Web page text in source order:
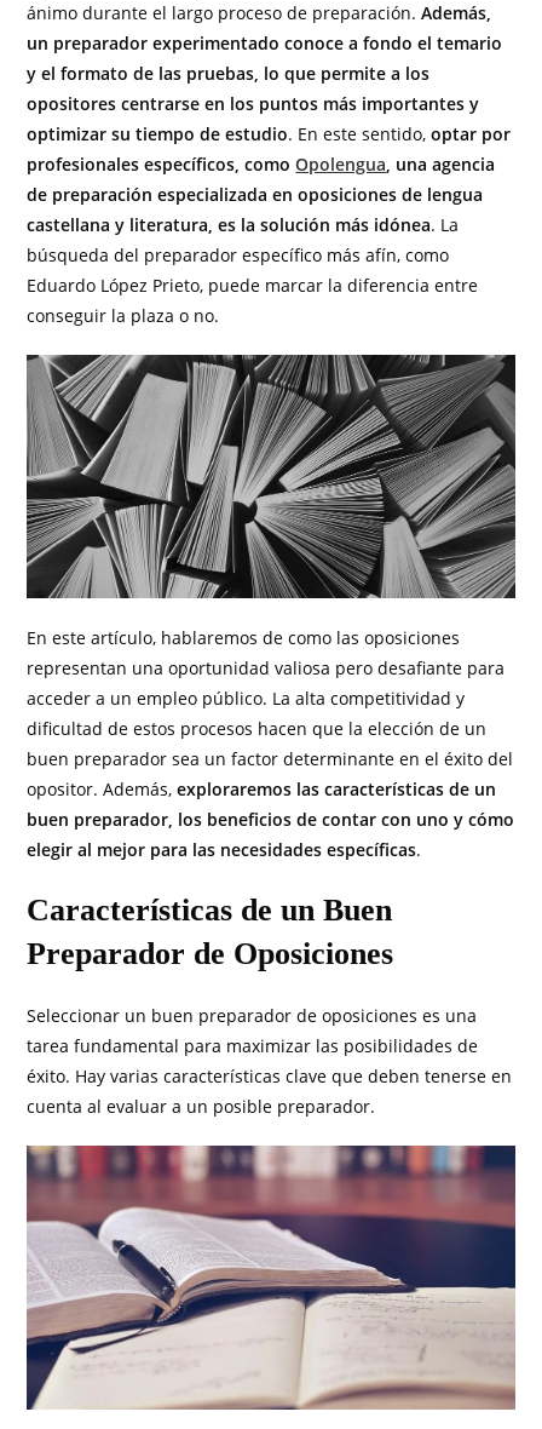
ánimo durante el largo proceso de preparación.Además,
un preparador experimentado conoce a fondo el temario
y el formato de las pruebas, lo que permite a los
opositores centrarse en los puntos más importantes y
optimizar su tiempo de estudio. En este sentido,optar por
profesionales específicos, comoOpolengua, una agencia
de preparación especializada en oposiciones de lengua
castellana y literatura, es la solución más idónea. La
búsqueda del preparador específico más afín, como
Eduardo López Prieto, puede marcar la diferencia entre
conseguir la plaza o no.
En este artículo, hablaremos de como las oposiciones
representan una oportunidad valiosa pero desafiante para
acceder a un empleo público. La alta competitividad y
dificultad de estos procesos hacen que la elección de un
buen preparador sea un factor determinante en el éxito del
opositor. Además, exploraremos las características de un
buen preparador, los beneficios de contar con uno y cómo
elegir al mejor para las necesidades específicas.
Características de un Buen
Preparador de Oposiciones
Seleccionar un buen preparador de oposiciones es una
tarea fundamental para maximizar las posibilidades de
éxito. Hay varias características clave que deben tenerse en
cuenta al evaluar a un posible preparador.